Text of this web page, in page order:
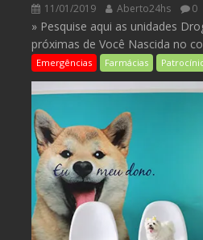
11/01/2019 Aberto24hs 0
» Pesquise aqui as unidades
próximas de Você Nascida no
Emergências Farmácias